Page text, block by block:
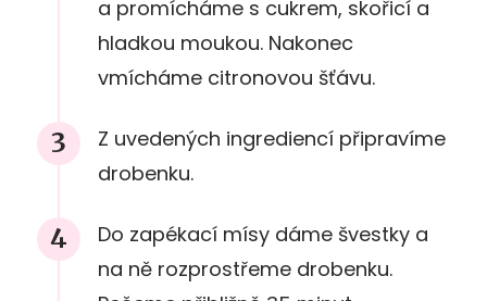
a promícháme s cukrem, skořicí a
hladkou moukou. Nakonec
vmícháme citronovou šťávu.
Z uvedených ingrediencí připravíme
drobenku.
Do zapékací mísy dáme švestky a
na ně rozprostřeme drobenku.